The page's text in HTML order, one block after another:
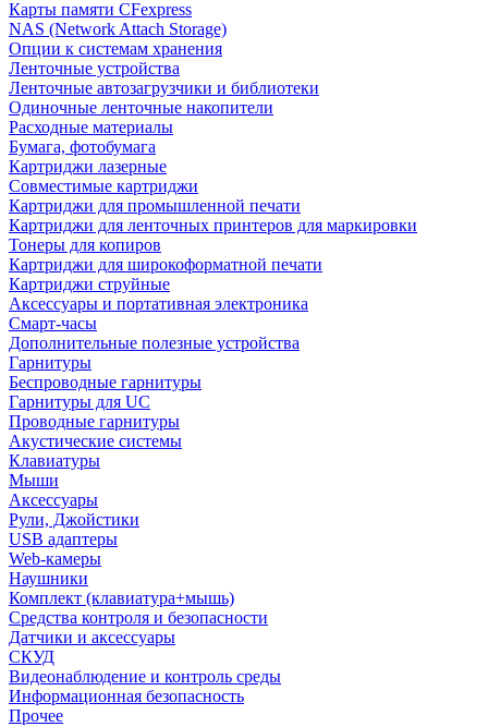
Карты памяти CFexpress
NAS (Network Attach Storage)
Опции к системам хранения
Ленточные устройства
Ленточные автозагрузчики и библиотеки
Одиночные ленточные накопители
Расходные материалы
Бумага, фотобумага
Картриджи лазерные
Совместимые картриджи
Картриджи для промышленной печати
Картриджи для ленточных принтеров для маркировки
Тонеры для копиров
Картриджи для широкоформатной печати
Картриджи струйные
Аксессуары и портативная электроника
Смарт-часы
Дополнительные полезные устройства
Гарнитуры
Беспроводные гарнитуры
Гарнитуры для UC
Проводные гарнитуры
Акустические системы
Клавиатуры
Мыши
Аксессуары
Рули, Джойстики
USB адаптеры
Web-камеры
Наушники
Комплект (клавиатура+мышь)
Средства контроля и безопасности
Датчики и аксессуары
СКУД
Видеонаблюдение и контроль среды
Информационная безопасность
Прочее